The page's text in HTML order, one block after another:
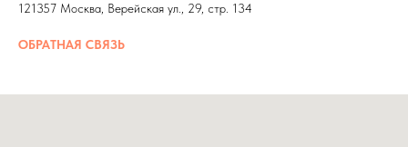
121357 Москва, Верейская ул., 29, стр. 134
ОБРАТНАЯ СВЯЗЬ